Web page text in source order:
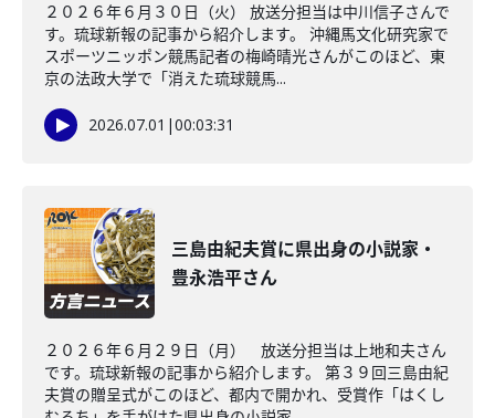
２０２６年６月３０日（火） 放送分担当は中川信子さんで
す。琉球新報の記事から紹介します。 沖縄馬文化研究家で
スポーツニッポン競馬記者の梅崎晴光さんがこのほど、東
京の法政大学で「消えた琉球競馬...
2026.07.01 |00:03:31
三島由紀夫賞に県出身の小説家・
豊永浩平さん
２０２６年６月２９日（月） 放送分担当は上地和夫さん
です。琉球新報の記事から紹介します。 第３９回三島由紀
夫賞の贈呈式がこのほど、都内で開かれ、受賞作「はくし